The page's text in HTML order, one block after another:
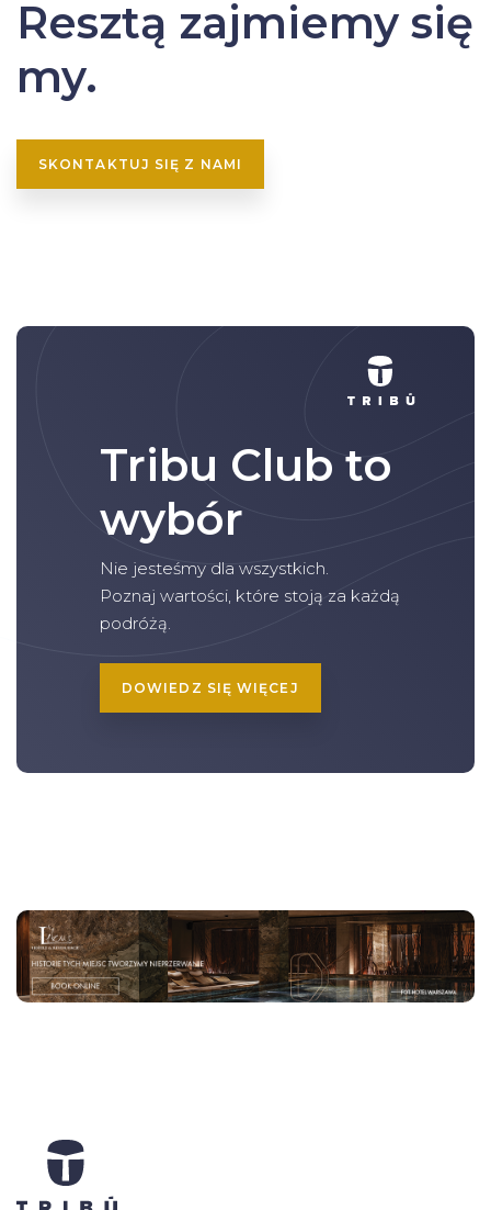
Resztą zajmiemy się
my.
SKONTAKTUJ SIĘ Z NAMI
Tribu Club to
wybór
Nie jesteśmy dla wszystkich.
Poznaj wartości, które stoją za każdą
podróżą.
DOWIEDZ SIĘ WIĘCEJ